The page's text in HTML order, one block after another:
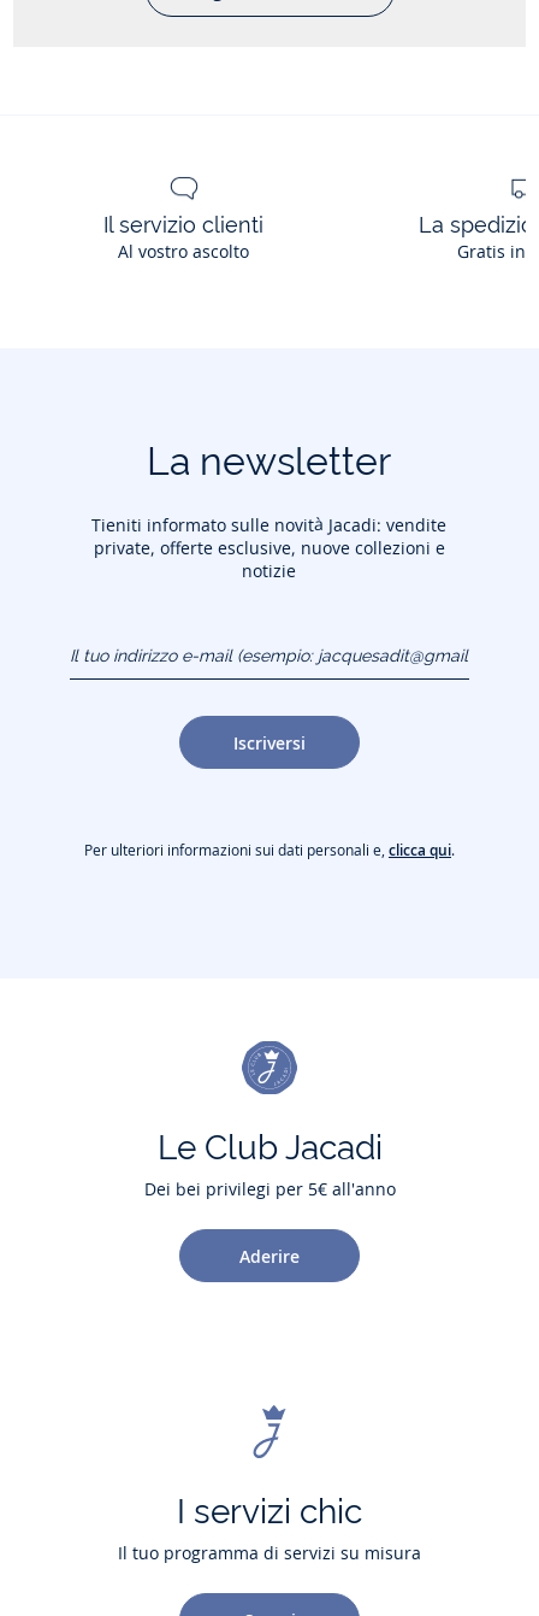
Il servizio clienti
Al vostro ascolto
La
Gratis in
La newsletter
Tieniti informato sulle novità Jacadi: vendite
private, offerte esclusive, nuove collezioni e
notizie
(esempio:
jacquesadit@gmail.com)
Iscriversi
Per ulteriori informazioni sui dati personali e,clicca qui.
Le Club Jacadi
Dei bei privilegi per 5€ all'anno
Aderire
I servizi chic
Il tuo programma di servizi su misura